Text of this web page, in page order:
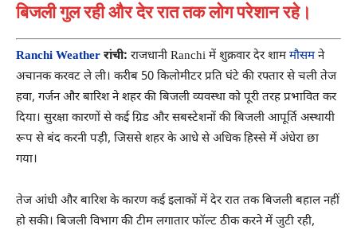
बिजली गुल रही और देर रात तक लोग परेशान रहे।
Ranchi Weather रांची: राजधानी Ranchi में शुक्रवार देर शाममौसमने
अचानक करवट ले ली। करीब 50 किलोमीटर प्रति घंटे की रफ्तार से चली तेज
हवा, गर्जन और बारिश ने शहर की बिजली व्यवस्था को पूरी तरह प्रभावित कर
दिया। सुरक्षा कारणों से कई ग्रिड और सबस्टेशनों की बिजली आपूर्ति अस्थायी
रूप से बंद करनी पड़ी, जिससे शहर के आधे से अधिक हिस्से में अंधेरा छा
गया।
तेज आंधी और बारिश के कारण कई इलाकों में देर रात तक बिजली बहाल नहीं
हो सकी। बिजली विभाग की टीम लगातार फॉल्ट ठीक करने में जुटी रही,